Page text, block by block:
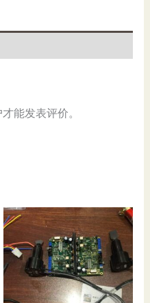
能发表评价。